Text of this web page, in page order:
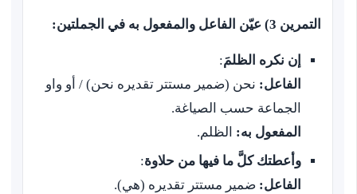
التمرين 3) عيّن الفاعل والمفعول به في الجملتين:
إن نكره الظلمَ:
الفاعل: نحن (ضمير مستتر تقديره نحن) / أو واو
الجماعة حسب الصياغة.
المفعول به: الظلم.
وأعطتك كلَّ ما فيها من حلاوة:
الفاعل: ضمير مستتر تقديره (هي).